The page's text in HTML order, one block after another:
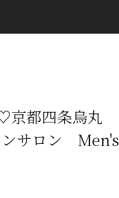
京都四条烏丸
ンサロン Men's